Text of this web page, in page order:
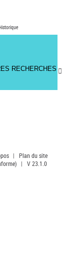
RECHERCHES
|
Plan du site
| V 23.1.0